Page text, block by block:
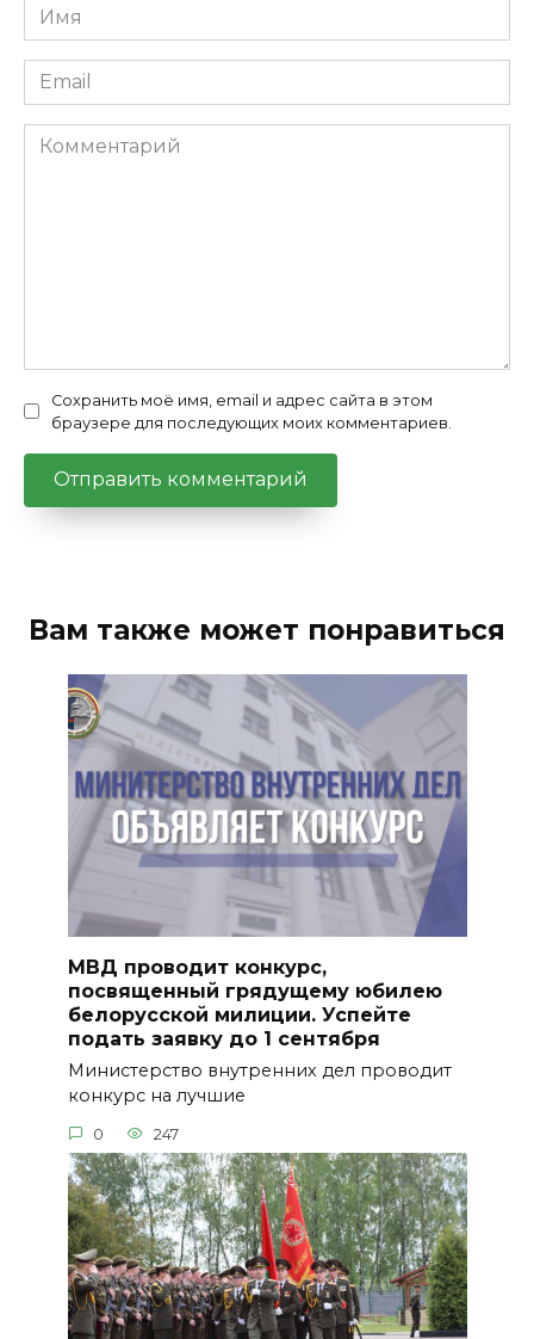
Имя
*
Email
*
Комментарий
Сохранить моё имя, email и адрес сайта в этом
браузере для последующих моих комментариев.
Вам также может понравиться
МВД проводит конкурс,
посвященный грядущему юбилею
белорусской милиции. Успейте
подать заявку до 1 сентября
Министерство внутренних дел проводит
конкурс на лучшие
0 247